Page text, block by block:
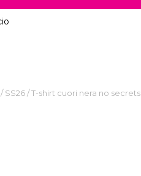
/SS26/ T-shirt cuori nera no secrets